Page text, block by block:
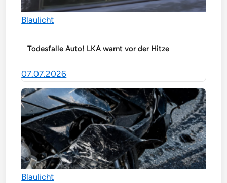
Blaulicht
Todesfalle Auto! LKA warnt vor der Hitze
07.07.2026
Blaulicht